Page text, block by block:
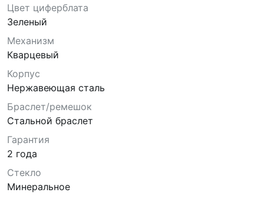
Цвет циферблата
Зеленый
Механизм
Кварцевый
Корпус
Нержавеющая сталь
Браслет/ремешок
Стальной браслет
Гарантия
2 года
Стекло
Минеральное